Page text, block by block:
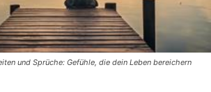
und Sprüche: Gefühle, die dein Leben bereichern